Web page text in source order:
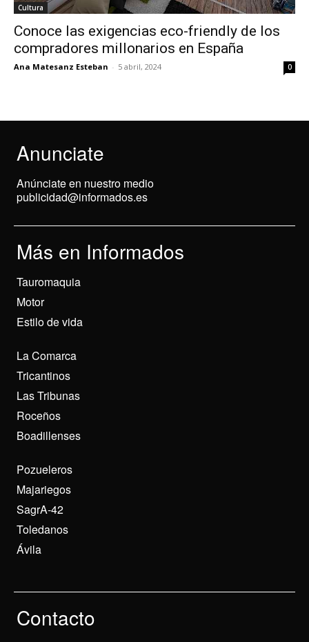
Cultura
Conoce las exigencias eco-friendly de los
compradores millonarios en España
Ana Matesanz Esteban - 5 abril, 2024 0
Anunciate
Anúnciate en nuestro medio
publicidad@informados.es
Más en Informados
Tauromaquia
Motor
Estilo de vida
La Comarca
Tricantinos
Las Tribunas
Roceños
Boadillenses
Pozueleros
Majariegos
SagrA-42
Toledanos
Ávila
Contacto